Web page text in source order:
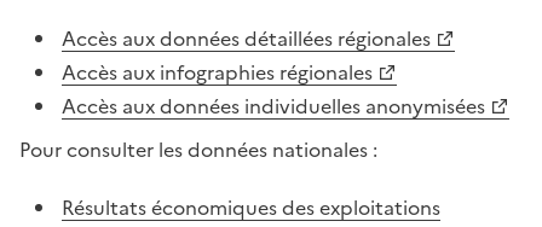
Accès aux données détaillées régionales
Accès aux infographies régionales
Accès aux données individuelles anonymisées
Pour consulter les données nationales :
Résultats économiques des exploitations